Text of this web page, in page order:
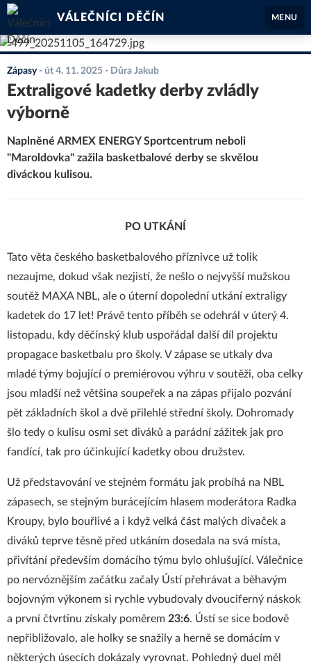
VÁLEČNÍCI DĚČÍN MENU
Zápasy- út 4. 11. 2025 - Důra Jakub
Extraligové kadetky derby zvládly
výborně
Naplněné ARMEX ENERGY Sportcentrum neboli
"Maroldovka" zažila basketbalové derby se skvělou
diváckou kulisou.
PO UTKÁNÍ
Tato věta českého basketbalového příznivce už tolik
nezaujme, dokud však nezjistí, že nešlo o nejvyšší mužskou
soutěž MAXA NBL, ale o úterní dopolední utkání extraligy
kadetek do 17 let! Právě tento příběh se odehrál v úterý 4.
listopadu, kdy děčínský klub uspořádal další díl projektu
propagace basketbalu pro školy. V zápase se utkaly dva
mladé týmy bojující o premiérovou výhru v soutěži, oba celky
jsou mladší než většina soupeřek a na zápas přijalo pozvání
pět základních škol a dvě přilehlé střední školy. Dohromady
šlo tedy o kulisu osmi set diváků a parádní zážitek jak pro
fandící, tak pro účinkující kadetky obou družstev.
Už představování ve stejném formátu jak probíhá na NBL
zápasech, se stejným burácejícím hlasem moderátora Radka
Kroupy, bylo bouřlivé a i když velká část malých divaček a
diváků teprve těsně před utkáním dosedala na svá místa,
přivítání především domácího týmu bylo ohlušující. Válečnice
po nervóznějším začátku začaly Ústí přehrávat a běhavým
bojovným výkonem si rychle vybudovaly dvouciferný náskok
a první čtvrtinu získaly poměrem 23:6. Ústí se sice bodově
nepřibližovalo, ale holky se snažily a herně se domácím v
některých úsecích dokázaly vyrovnat. Pohledný duel měl